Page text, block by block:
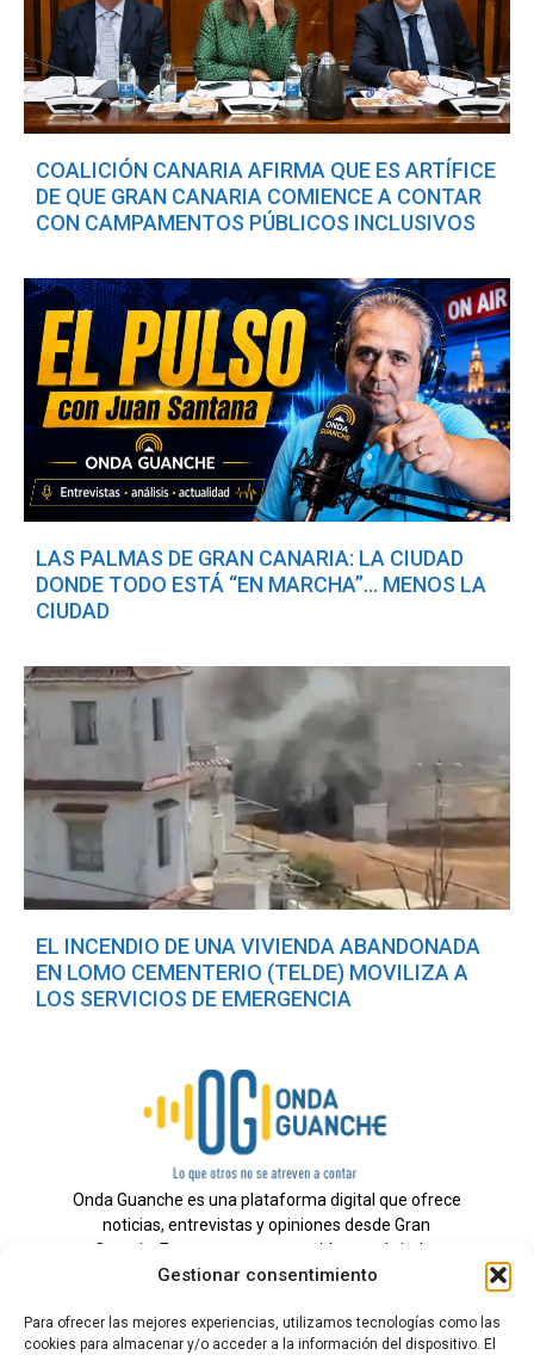
Gestionar consentimiento
Para ofrecer las mejores experiencias, utilizamos tecnologías como las
cookies para almacenar y/o acceder a la información del dispositivo. El
COALICIÓN CANARIA AFIRMA QUE ES ARTÍFICE
DE QUE GRAN CANARIA COMIENCE A CONTAR
CON CAMPAMENTOS PÚBLICOS INCLUSIVOS
LAS PALMAS DE GRAN CANARIA: LA CIUDAD
DONDE TODO ESTÁ “EN MARCHA”… MENOS LA
CIUDAD
EL INCENDIO DE UNA VIVIENDA ABANDONADA
EN LOMO CEMENTERIO (TELDE) MOVILIZA A
LOS SERVICIOS DE EMERGENCIA
Onda Guanche es una plataforma digital que ofrece
noticias, entrevistas y opiniones desde Gran
Canaria. Estamos comprometidos con brindar
información veraz y un periodismo independiente a